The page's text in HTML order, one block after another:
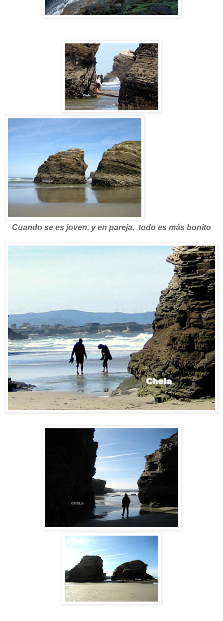
Cuando se es joven, y en pareja, todo es más bonito